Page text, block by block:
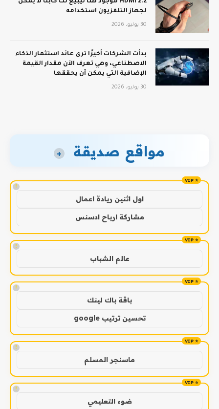
لجهاز التلفزيون استخدامه
30 يوليو، 2026
بدأت الشركات أخيرًا ترى عائد استثمار الذكاء
الاصطناعي، وهي تعرف الآن مقدار القيمة
الإضافية التي يمكن أن يحققها
30 يوليو، 2026
مواقع صديقة +
!
اول اثنين ريادة اعمال
مشاركة ارباح ادسنس
!
عالم الشباب
!
باقة باك لينك
تحسين ترتيب google
!
ماسنجر المسلم
!
ضوء التعليمي